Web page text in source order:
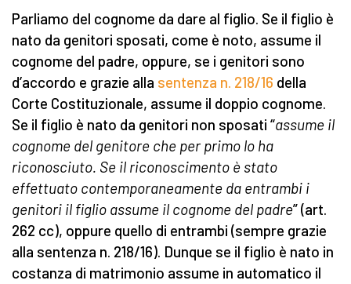
Parliamo del cognome da dare al figlio. Se il figlio è
nato da genitori sposati, come è noto, assume il
cognome del padre, oppure, se i genitori sono
d’accordo e grazie alla sentenza n. 218/16 della
Corte Costituzionale, assume il doppio cognome.
Se il figlio è nato da genitori non sposati “assume il
cognome del genitore che per primo lo ha
riconosciuto. Se il riconoscimento è stato
effettuato contemporaneamente da entrambi i
genitori il figlio assume il cognome del padre” (art.
262 cc), oppure quello di entrambi (sempre grazie
alla sentenza n. 218/16). Dunque se il figlio è nato in
costanza di matrimonio assume in automatico il